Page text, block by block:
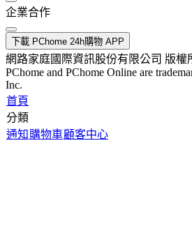
企業合作
下載 PChome 24h購物 APP
網路家庭國際資訊股份有限公司 版權
PChome and PChome Online are
Inc.
首頁
分類
通知 購物車顧客中心